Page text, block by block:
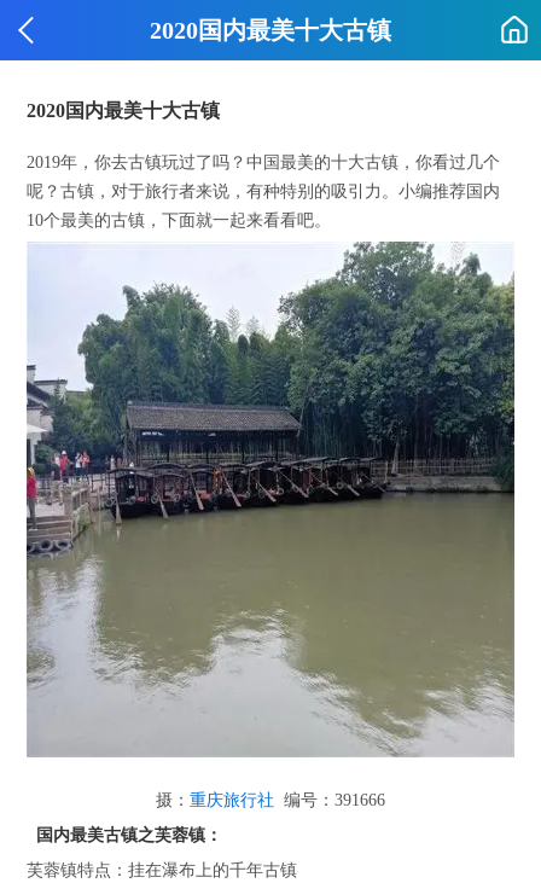
2020国内最美十大古镇
2020国内最美十大古镇
2019年，你去古镇玩过了吗？中国最美的十大古镇，你看过几个
呢？古镇，对于旅行者来说，有种特别的吸引力。小编推荐国内
10个最美的古镇，下面就一起来看看吧。
摄： 重庆旅行社 编号：391666
国内最美古镇之芙蓉镇：
芙蓉镇特点：挂在瀑布上的千年古镇